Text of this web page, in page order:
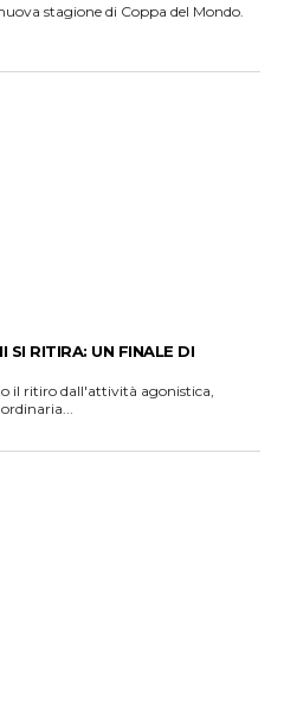
stagione di Coppa del Mondo.
SI RITIRA: UN FINALE DI
il ritiro dall'attività agonistica,